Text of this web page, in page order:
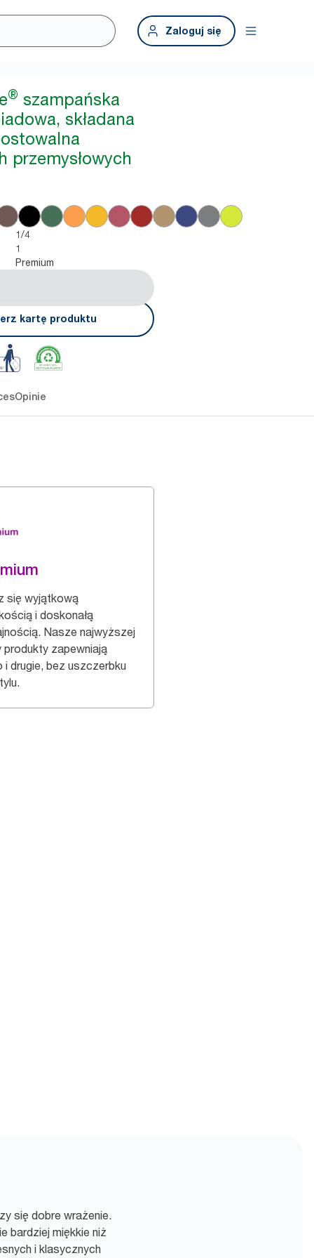
Zaloguj się
® szampańska
składana
przemysłowych
1/4
1
Premium
kartę produktu
Opinie
się wyjątkową
i doskonałą
Nasze najwyższej
produkty zapewniają
i drugie, bez uszczerbku
się dobre wrażenie.
bardziej miękkie niż
i klasycznych